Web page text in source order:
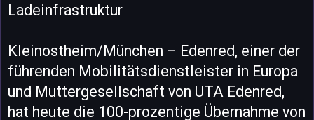
Ladeinfrastruktur
Kleinostheim/München – Edenred, einer der
führenden Mobilitätsdienstleister in Europa
und Muttergesellschaft von UTA Edenred,
hat heute die 100-prozentige Übernahme von